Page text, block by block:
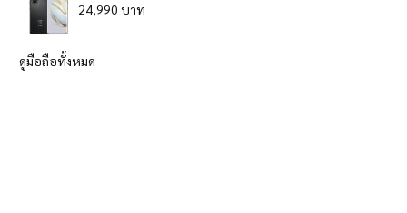
24,990 บาท
ดูมือถือทั้งหมด